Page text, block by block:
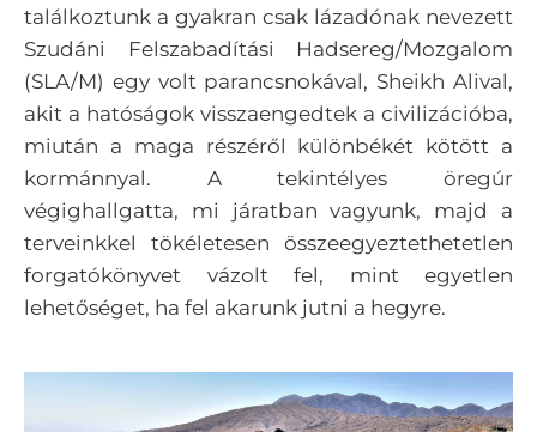
találkoztunk a gyakran csak lázadónak nevezett
Szudáni Felszabadítási Hadsereg/Mozgalom
(SLA/M) egy volt parancsnokával, Sheikh Alival,
akit a hatóságok visszaengedtek a civilizációba,
miután a maga részéről különbékét kötött a
kormánnyal. A tekintélyes öregúr
végighallgatta, mi járatban vagyunk, majd a
terveinkkel tökéletesen összeegyeztethetetlen
forgatókönyvet vázolt fel, mint egyetlen
lehetőséget, ha fel akarunk jutni a hegyre.